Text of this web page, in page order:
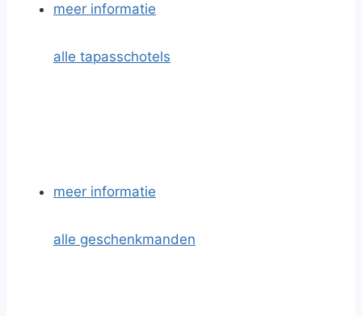
meer informatie
alle tapasschotels
meer informatie
alle geschenkmanden